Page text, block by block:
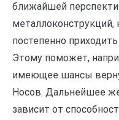
ближайшей
постепенно
Этому поможет,
имеющее шансы
Носов. Дальнейшее
зависит от